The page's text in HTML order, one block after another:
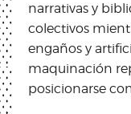
narrativas y
colectivos
engaños y
maquinación
posicionarse